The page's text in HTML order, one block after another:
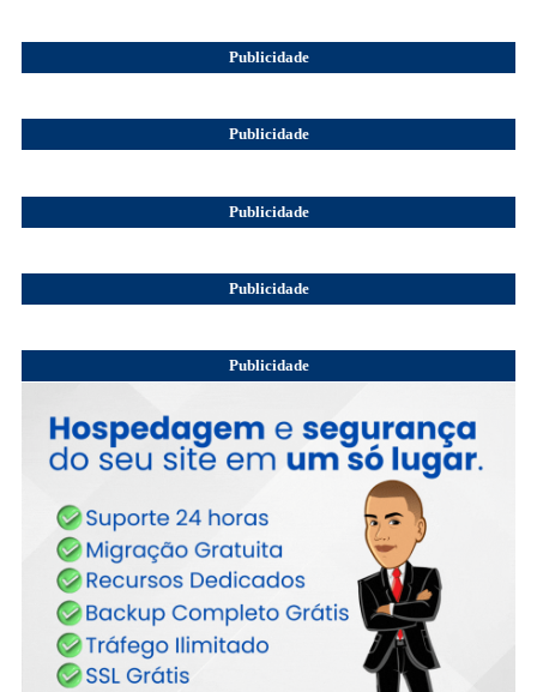
Publicidade
Publicidade
Publicidade
Publicidade
Publicidade